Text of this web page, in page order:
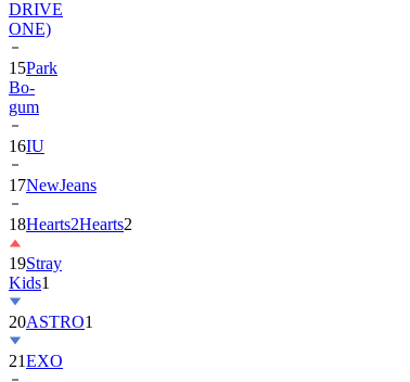
15Park
Bo-
gum
16IU
17NewJeans
18Hearts2Hearts
19Stray
Kids
20ASTRO
21EXO
22songhyekyo